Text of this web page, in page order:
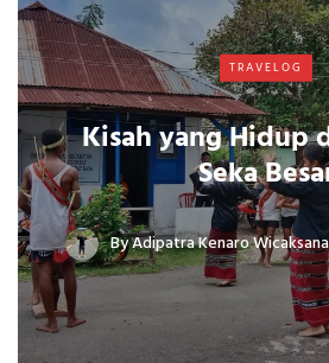
TRAVELOG
Kisah yang Hidup
Seka
ByAdipatra Kenaro Wicaksana